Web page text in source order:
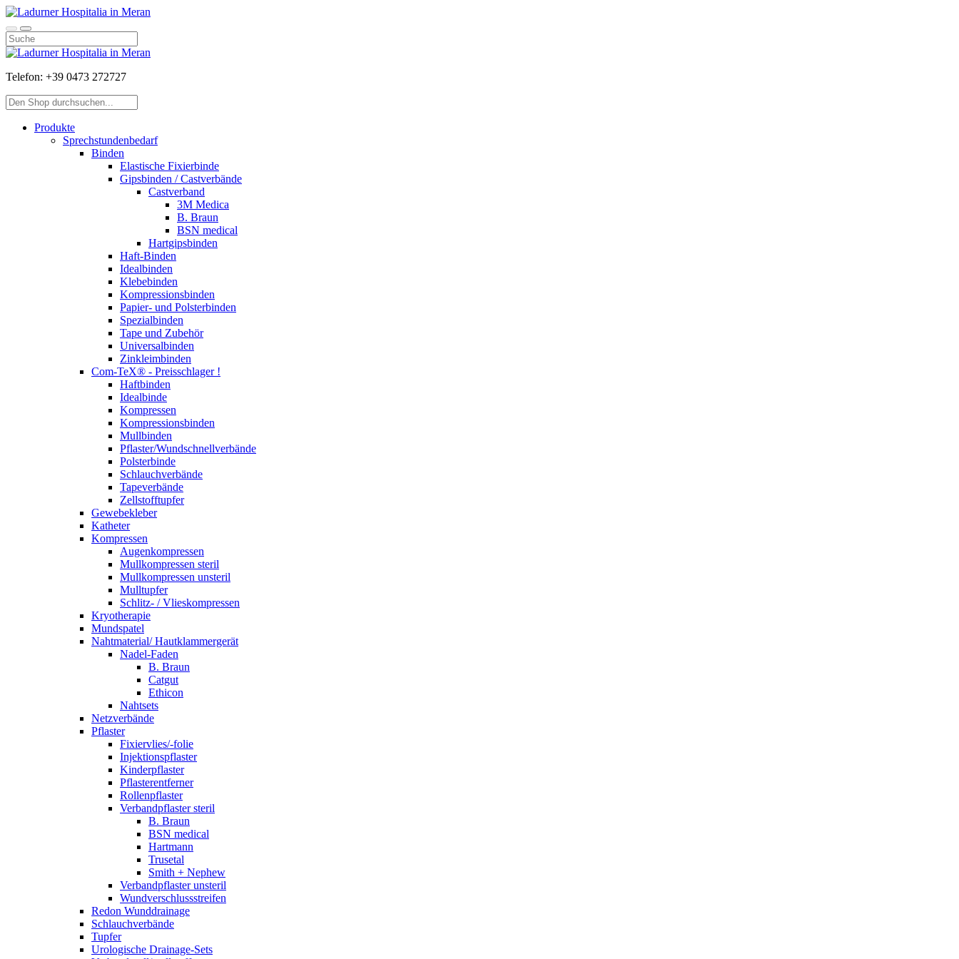
Telefon: +39 0473 272727
Produkte
Sprechstundenbedarf
Binden
Elastische Fixierbinde
Gipsbinden / Castverbände
Castverband
3M Medica
B. Braun
BSN medical
Hartgipsbinden
Haft-Binden
Idealbinden
Klebebinden
Kompressionsbinden
Papier- und Polsterbinden
Spezialbinden
Tape und Zubehör
Universalbinden
Zinkleimbinden
Com-TeX® - Preisschlager !
Haftbinden
Idealbinde
Kompressen
Kompressionsbinden
Mullbinden
Pflaster/Wundschnellverbände
Polsterbinde
Schlauchverbände
Tapeverbände
Zellstofftupfer
Gewebekleber
Katheter
Kompressen
Augenkompressen
Mullkompressen steril
Mullkompressen unsteril
Mulltupfer
Schlitz- / Vlieskompressen
Kryotherapie
Mundspatel
Nahtmaterial/ Hautklammergerät
Nadel-Faden
B. Braun
Catgut
Ethicon
Nahtsets
Netzverbände
Pflaster
Fixiervlies/-folie
Injektionspflaster
Kinderpflaster
Pflasterentferner
Rollenpflaster
Verbandpflaster steril
B. Braun
BSN medical
Hartmann
Trusetal
Smith + Nephew
Verbandpflaster unsteril
Wundverschlussstreifen
Redon Wunddrainage
Schlauchverbände
Tupfer
Urologische Drainage-Sets